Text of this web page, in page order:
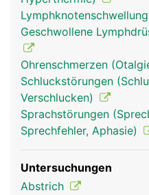
Geschwollene
Ohrenschmerzen
Schluckstörungen
Verschlucken)
Sprachstörungen
Sprechfehler, Aphasie)
Untersuchungen
Abstrich